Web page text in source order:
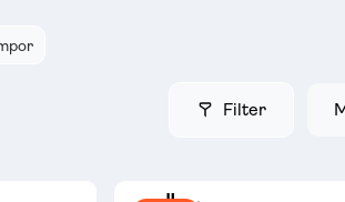
Filter